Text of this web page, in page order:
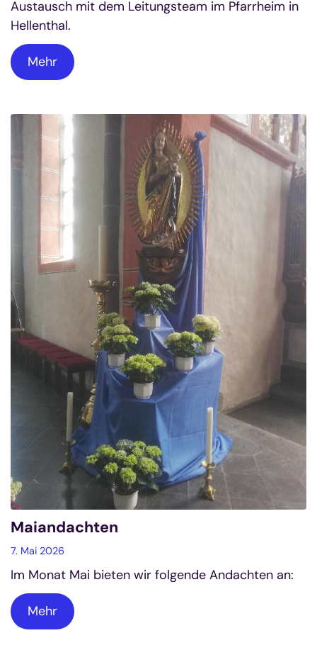
Austausch mit dem Leitungsteam im Pfarrheim in
Hellenthal.
Mehr
Maiandachten
7. Mai 2026
Im Monat Mai bieten wir folgende Andachten an:
Mehr